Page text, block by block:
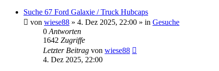
Suche 67 Ford Galaxie / Truck Hubcaps
von wiese88 » 4. Dez 2025, 22:00 » in Gesuche
0 Antworten
1642 Zugriffe
Letzter Beitrag von wiese88
4. Dez 2025, 22:00